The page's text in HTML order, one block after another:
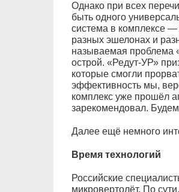
Однако при всех
быть одного
система в комплексе
разных эшелонах и
называемая проблема
острой. «Редут-УР»
которые смогли
эффективность мы,
комплекс уже прошёл
зарекомендовал.
Далее ещё немного
Время технологий
Российские
микровертолёт. По